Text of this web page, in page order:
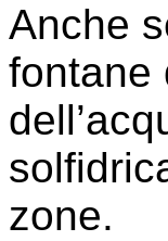
Anche
fontane
zone.